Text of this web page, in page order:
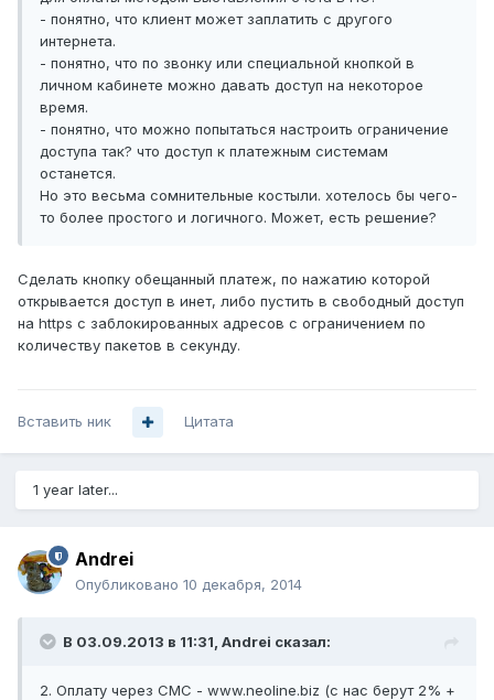
- понятно, что клиент может заплатить с другого
интернета.
- понятно, что по звонку или специальной кнопкой в
личном кабинете можно давать доступ на некоторое
время.
- понятно, что можно попытаться настроить ограничение
доступа так? что доступ к платежным системам
останется.
Но это весьма сомнительные костыли. хотелось бы чего-
то более простого и логичного. Может, есть решение?
Сделать кнопку обещанный платеж, по нажатию которой
открывается доступ в инет, либо пустить в свободный доступ
на https с заблокированных адресов с ограничением по
количеству пакетов в секунду.
Вставить ник Цитата
1 year later...
Andrei
Опубликовано 10 декабря, 2014
В 03.09.2013 в 11:31, Andrei сказал:
2. Оплату через СМС - www.neoline.biz (с нас берут 2% +